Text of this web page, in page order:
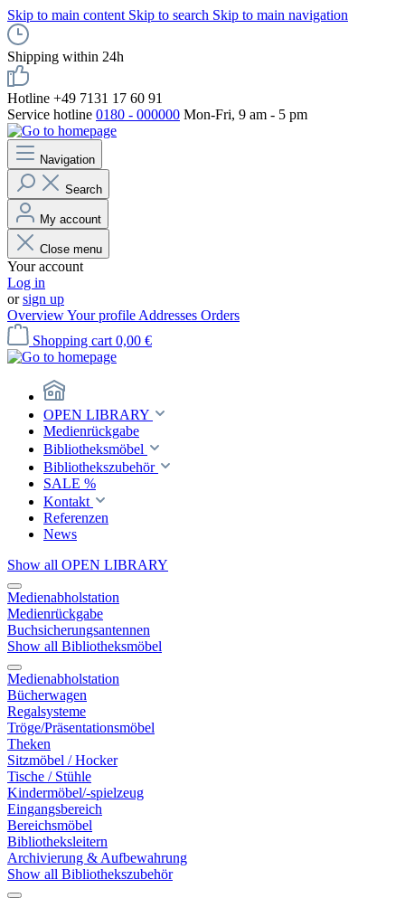
Skip to main content Skip to search Skip to main navigation
Shipping within 24h
Hotline +49 7131 17 60 91
Service hotline 0180 - 000000 Mon-Fri, 9 am - 5 pm
Navigation
Search
My account
Close menu
Your account
Log in
orsign up
OverviewYour profile Addresses Orders
Shopping cart 0,00 €
OPEN LIBRARY
Medienrückgabe
Bibliotheksmöbel
Bibliothekszubehör
SALE %
Kontakt
Referenzen
News
Show all OPEN LIBRARY
Medienabholstation
Medienrückgabe
Buchsicherungsantennen
Show all Bibliotheksmöbel
Medienabholstation
Bücherwagen
Regalsysteme
Tröge/Präsentationsmöbel
Theken
Sitzmöbel / Hocker
Tische / Stühle
Kindermöbel/-spielzeug
Eingangsbereich
Bereichsmöbel
Bibliotheksleitern
Archivierung & Aufbewahrung
Show all Bibliothekszubehör